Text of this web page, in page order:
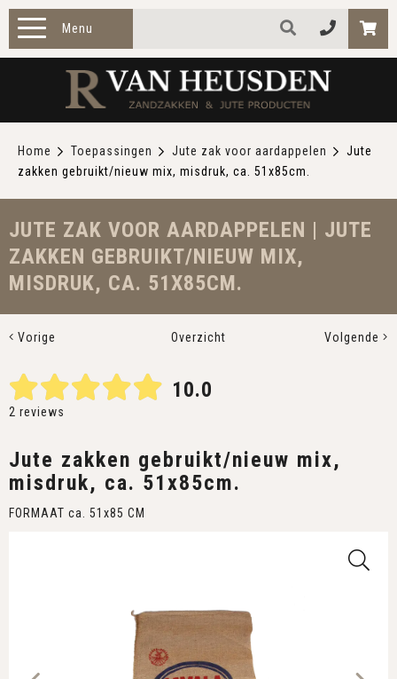
Menu
ZAKELIJK
TOEPASSINGEN
OVER ONS
Home Toepassingen Jute zak voor aardappelen
Jute
zakken gebruikt/nieuw mix, misdruk, ca. 51x85cm.
JUTE ZAK VOOR AARDAPPELEN | JUTE
ZAKKEN GEBRUIKT/NIEUW MIX,
MISDRUK, CA. 51X85CM.
Vorige Overzicht Volgende
10.0
2 reviews
Jute zakken gebruikt/nieuw mix,
misdruk, ca. 51x85cm.
FORMAAT ca. 51x85 CM